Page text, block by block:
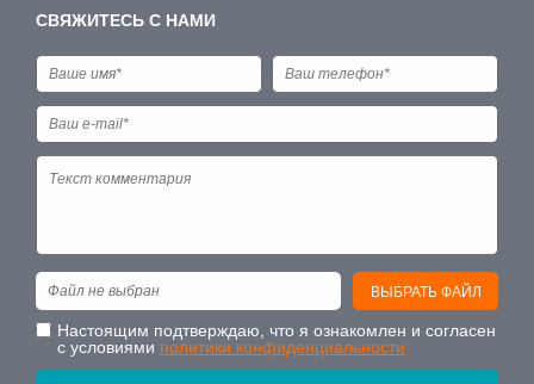
СВЯЖИТЕСЬ С НАМИ
ВЫБРАТЬ ФАЙЛ
Файл не выбран
Настоящим подтверждаю, что я ознакомлен и согласен
с условиями политики конфиденциальности